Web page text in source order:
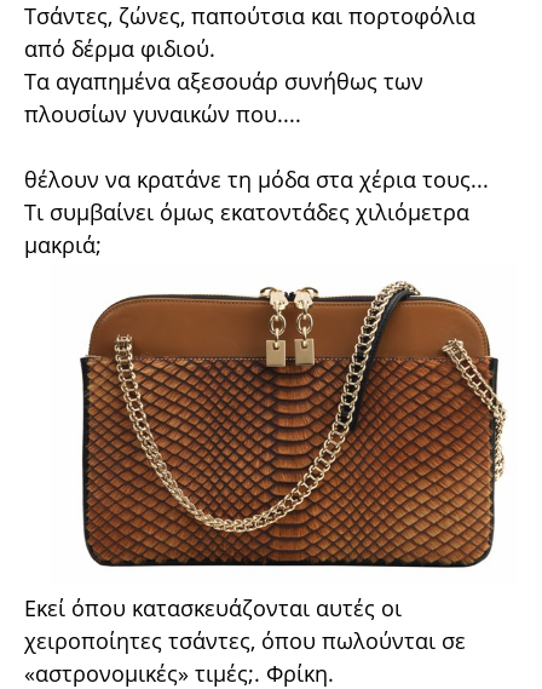
Τσάντες, ζώνες, παπούτσια και πορτοφόλια
από δέρμα φιδιού.
Τα αγαπημένα αξεσουάρ συνήθως των
πλουσίων γυναικών που....
θέλουν να κρατάνε τη μόδα στα χέρια τους...
Τι συμβαίνει όμως εκατοντάδες χιλιόμετρα
μακριά;
Εκεί όπου κατασκευάζονται αυτές οι
χειροποίητες τσάντες, όπου πωλούνται σε
«αστρονομικές» τιμές;. Φρίκη.